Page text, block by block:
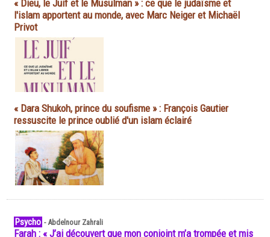
« Dieu, le Juif et le Musulman » : ce que le judaïsme et
l'islam apportent au monde, avec Marc Neiger et Michaël
Privot
« Dara Shukoh, prince du soufisme » : François Gautier
ressuscite le prince oublié d'un islam éclairé
Psycho -Abdelnour Zahrali
Farah : « J’ai découvert que mon conjoint m’a trompée et mis